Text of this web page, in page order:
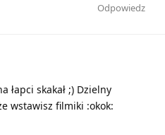
Odpowiedz
łapci skakał ;) Dzielny
wstawisz filmiki :okok: